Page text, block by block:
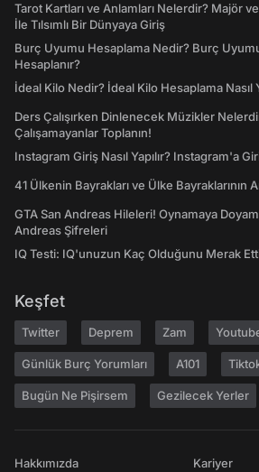
Tarot Kartları ve Anlamları Nelerdir? Majör
İle Tılsımlı Bir Dünyaya Giriş
Burç Uyumu Hesaplama Nedir? Burç
Hesaplanır?
İdeal Kilo Nedir? İdeal Kilo Hesaplama Nasıl
Ders Çalışırken Dinlenecek Müzikler
Çalışamayanlar Toplanın!
Instagram Giriş Nasıl Yapılır? Instagram'a
41 Ülkenin Bayrakları ve Ülke Bayraklarının
GTA San Andreas Hileleri! Oynamaya
Andreas Şifreleri
IQ Testi: IQ'unuzun Kaç Olduğunu Merak
Keşfet
Twitter Deprem Zam
Günlük Burç Yorumları A101
Bugün Ne Pişirsem Gezilecek Yerler
Hakkımızda
Kariyer